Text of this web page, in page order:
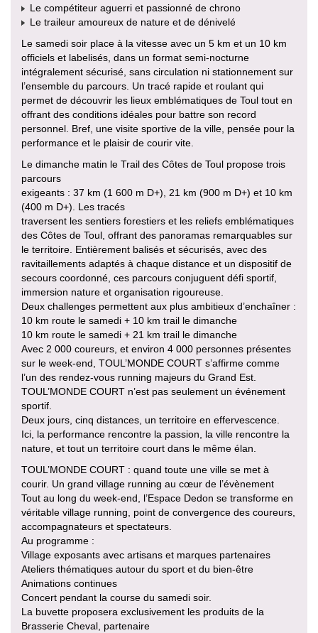
Le compétiteur aguerri et passionné de chrono
Le traileur amoureux de nature et de dénivelé
Le samedi soir place à la vitesse avec un 5 km et un 10 km
officiels et labelisés, dans un format semi-nocturne
intégralement sécurisé, sans circulation ni stationnement sur
l’ensemble du parcours. Un tracé rapide et roulant qui
permet de découvrir les lieux emblématiques de Toul tout en
offrant des conditions idéales pour battre son record
personnel. Bref, une visite sportive de la ville, pensée pour la
performance et le plaisir de courir vite.
Le dimanche matin le Trail des Côtes de Toul propose trois
parcours
exigeants : 37 km (1 600 m D+), 21 km (900 m D+) et 10 km
(400 m D+). Les tracés
traversent les sentiers forestiers et les reliefs emblématiques
des Côtes de Toul, offrant des panoramas remarquables sur
le territoire. Entièrement balisés et sécurisés, avec des
ravitaillements adaptés à chaque distance et un dispositif de
secours coordonné, ces parcours conjuguent défi sportif,
immersion nature et organisation rigoureuse.
Deux challenges permettent aux plus ambitieux d’enchaîner :
10 km route le samedi + 10 km trail le dimanche
10 km route le samedi + 21 km trail le dimanche
Avec 2 000 coureurs, et environ 4 000 personnes présentes
sur le week-end, TOUL’MONDE COURT s’affirme comme
l’un des rendez-vous running majeurs du Grand Est.
TOUL’MONDE COURT n’est pas seulement un événement
sportif.
Deux jours, cinq distances, un territoire en effervescence.
Ici, la performance rencontre la passion, la ville rencontre la
nature, et tout un territoire court dans le même élan.
TOUL’MONDE COURT : quand toute une ville se met à
courir. Un grand village running au cœur de l’évènement
Tout au long du week-end, l’Espace Dedon se transforme en
véritable village running, point de convergence des coureurs,
accompagnateurs et spectateurs.
Au programme :
Village exposants avec artisans et marques partenaires
Ateliers thématiques autour du sport et du bien-être
Animations continues
Concert pendant la course du samedi soir.
La buvette proposera exclusivement les produits de la
Brasserie Cheval, partenaire